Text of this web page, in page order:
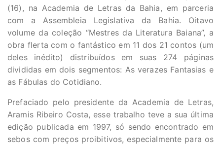
(16), na Academia de Letras da Bahia, em parceria
com a Assembleia Legislativa da Bahia. Oitavo
volume da coleção “Mestres da Literatura Baiana”, a
obra flerta com o fantástico em 11 dos 21 contos (um
deles inédito) distribuídos em suas 274 páginas
divididas em dois segmentos: As verazes Fantasias e
as Fábulas do Cotidiano.
Prefaciado pelo presidente da Academia de Letras,
Aramis Ribeiro Costa, esse trabalho teve a sua última
edição publicada em 1997, só sendo encontrado em
sebos com preços proibitivos, especialmente para os